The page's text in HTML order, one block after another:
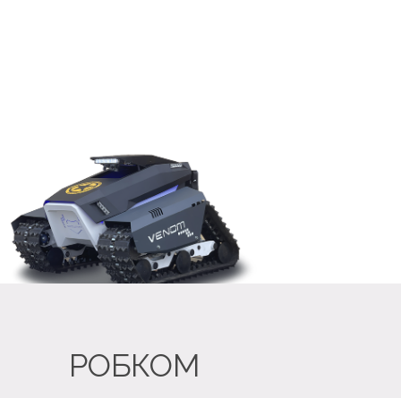
РОБКОМ